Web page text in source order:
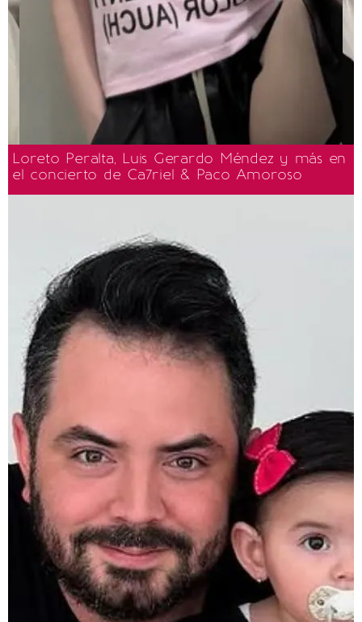
Loreto Peralta, Luis Gerardo Méndez y más en
el concierto de Ca7riel & Paco Amoroso